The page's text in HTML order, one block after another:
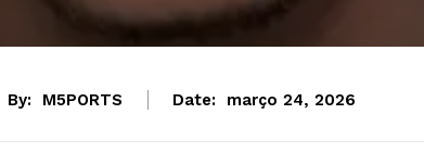
By: M5PORTS Date: março 24, 2026